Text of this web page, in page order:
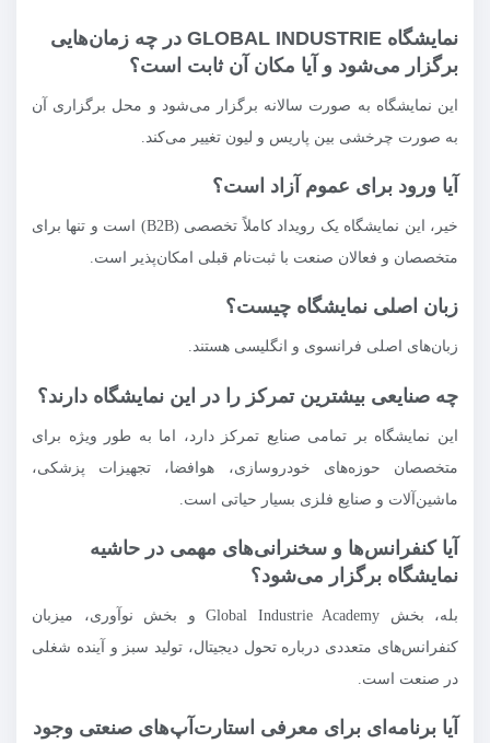
نمایشگاه GLOBAL INDUSTRIE در چه زمان‌هایی
برگزار می‌شود و آیا مکان آن ثابت است؟
این نمایشگاه به صورت سالانه برگزار می‌شود و محل برگزاری آن
به صورت چرخشی بین پاریس و لیون تغییر می‌کند.
آیا ورود برای عموم آزاد است؟
خیر، این نمایشگاه یک رویداد کاملاً تخصصی (B2B) است و تنها برای
متخصصان و فعالان صنعت با ثبت‌نام قبلی امکان‌پذیر است.
زبان اصلی نمایشگاه چیست؟
زبان‌های اصلی فرانسوی و انگلیسی هستند.
چه صنایعی بیشترین تمرکز را در این نمایشگاه دارند؟
این نمایشگاه بر تمامی صنایع تمرکز دارد، اما به طور ویژه برای
متخصصان حوزه‌های خودروسازی، هوافضا، تجهیزات پزشکی،
ماشین‌آلات و صنایع فلزی بسیار حیاتی است.
آیا کنفرانس‌ها و سخنرانی‌های مهمی در حاشیه
نمایشگاه برگزار می‌شود؟
بله، بخش Global Industrie Academy و بخش نوآوری، میزبان
کنفرانس‌های متعددی درباره تحول دیجیتال، تولید سبز و آینده شغلی
در صنعت است.
آیا برنامه‌ای برای معرفی استارت‌آپ‌های صنعتی وجود